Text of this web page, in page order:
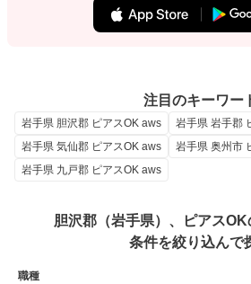
注目のキーワー
岩手県 胆沢郡 ピアスOK aws
岩手県 岩手郡
岩手県 気仙郡 ピアスOK aws
岩手県 奥州市
岩手県 九戸郡 ピアスOK aws
胆沢郡（岩手県）、ピアスOK
条件を絞り込んで
職種